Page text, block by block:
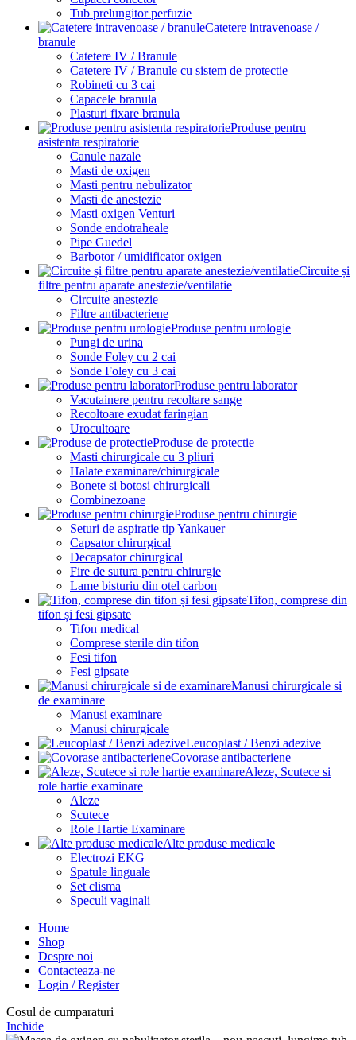
Tub prelungitor perfuzie
Catetere intravenoase /
branule
Catetere IV / Branule
Catetere IV / Branule cu sistem de protectie
Robineti cu 3 cai
Capacele branula
Plasturi fixare branula
Produse pentru
asistenta respiratorie
Canule nazale
Masti de oxigen
Masti pentru nebulizator
Masti de anestezie
Masti oxigen Venturi
Sonde endotraheale
Pipe Guedel
Barbotor / umidificator oxigen
Circuite și
filtre pentru aparate anestezie/ventilatie
Circuite anestezie
Filtre antibacteriene
Produse pentru urologie
Pungi de urina
Sonde Foley cu 2 cai
Sonde Foley cu 3 cai
Produse pentru laborator
Vacutainere pentru recoltare sange
Recoltoare exudat faringian
Urocultoare
Produse de protectie
Masti chirurgicale cu 3 pliuri
Halate examinare/chirurgicale
Bonete si botosi chirurgicali
Combinezoane
Produse pentru chirurgie
Seturi de aspiratie tip Yankauer
Capsator chirurgical
Decapsator chirurgical
Fire de sutura pentru chirurgie
Lame bisturiu din otel carbon
Tifon, comprese din
tifon și fesi gipsate
Tifon medical
Comprese sterile din tifon
Fesi tifon
Fesi gipsate
Manusi chirurgicale si
de examinare
Manusi examinare
Manusi chirurgicale
Leucoplast / Benzi adezive
Covorase antibacteriene
Aleze, Scutece si
role hartie examinare
Aleze
Scutece
Role Hartie Examinare
Alte produse medicale
Electrozi EKG
Spatule linguale
Set clisma
Speculi vaginali
Home
Shop
Despre noi
Contacteaza-ne
Login / Register
Cosul de cumparaturi
Inchide